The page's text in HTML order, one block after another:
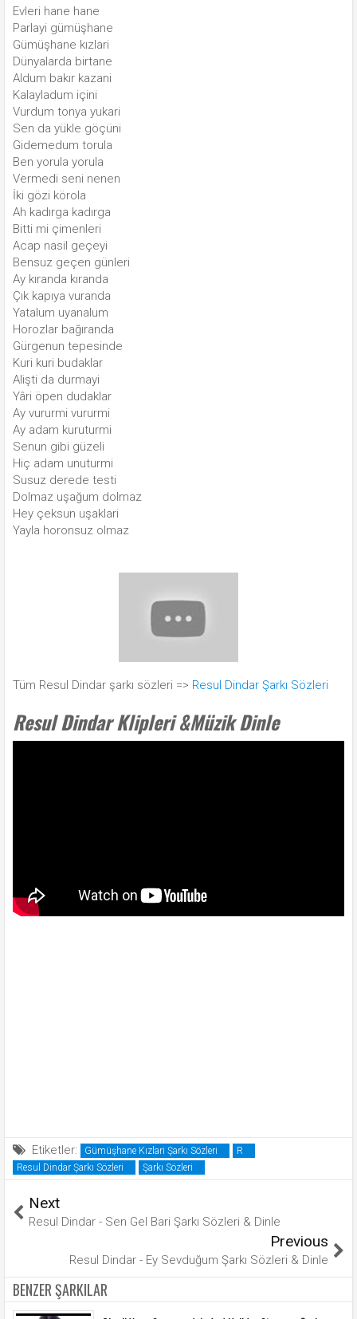
Evleri hane hane
Parlayi gümüşhane
Gümüşhane kızlari
Dünyalarda birtane
Aldum bakır kazani
Kalayladum içini
Vurdum tonya yukari
Sen da yükle göçüni
Gidemedum torula
Ben yorula yorula
Vermedi seni nenen
İki gözi körola
Ah kadırga kadırga
Bitti mi çimenleri
Acap nasil geçeyi
Bensuz geçen günleri
Ay kıranda kıranda
Çık kapıya vuranda
Yatalum uyanalum
Horozlar bağıranda
Gürgenun tepesinde
Kuri kuri budaklar
Alişti da durmayi
Yâri öpen dudaklar
Ay vururmi vururmi
Ay adam kuruturmi
Senun gibi güzeli
Hiç adam unuturmi
Susuz derede testi
Dolmaz uşağum dolmaz
Hey çeksun uşaklari
Yayla horonsuz olmaz
Tüm Resul Dindar şarkı sözleri => Resul Dindar Şarkı Sözleri
Resul Dindar Klipleri &Müzik Dinle
Etiketler: Gümüşhane Kızlari Şarkı Sözleri
R
Resul Dindar Şarkı Sözleri
Şarkı Sözleri
Next
Resul Dindar - Sen Gel Bari Şarkı Sözleri & Dinle
Previous
Resul Dindar - Ey Sevduğum Şarkı Sözleri & Dinle
BENZER ŞARKILAR